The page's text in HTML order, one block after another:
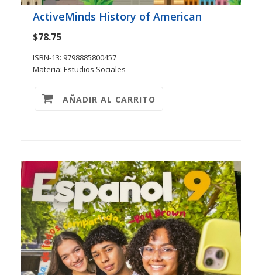
ActiveMinds History of American
$78.75
ISBN-13: 9798885800457
Materia: Estudios Sociales
AÑADIR AL CARRITO